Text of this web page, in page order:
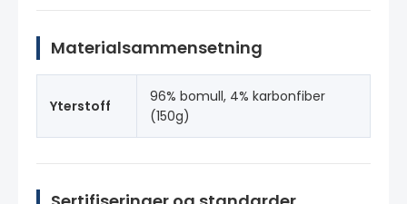
Materialsammensetning
Yterstoff
96% bomull, 4% karbonfiber
(150g)